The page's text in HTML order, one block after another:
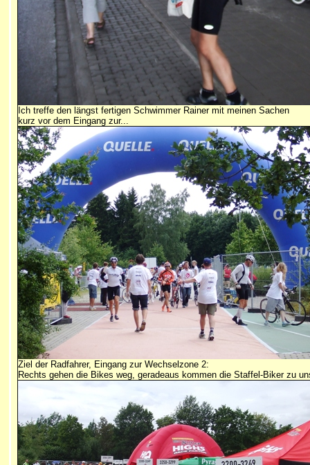
Ich treffe den längst fertigen Schwimmer Rainer mit meinen Sachen
kurz vor dem Eingang zur...
Ziel der Radfahrer, Eingang zur Wechselzone 2:
Rechts gehen die Bikes weg, geradeaus kommen die Staffel-Biker zu